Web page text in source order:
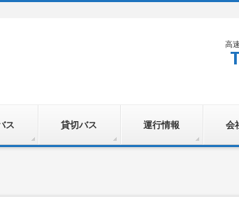
高
ス 貸切バス 運行情報 会